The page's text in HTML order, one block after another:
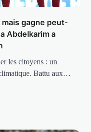
gagne peut-
Abdelkarim a
les citoyens : un
Battu aux…